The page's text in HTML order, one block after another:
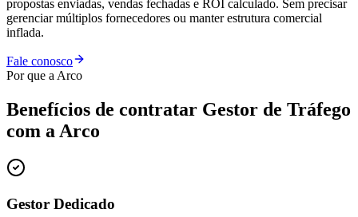
propostas enviadas, vendas fechadas e ROI calculado. Sem precisar
gerenciar múltiplos fornecedores ou manter estrutura comercial
inflada.
Fale conosco
Por que a Arco
Benefícios de contratar Gestor de Tráfego
com a Arco
Gestor Dedicado